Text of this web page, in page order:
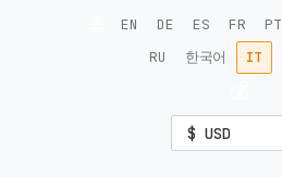
EN DE ES FR PT
RU
한국어 IT